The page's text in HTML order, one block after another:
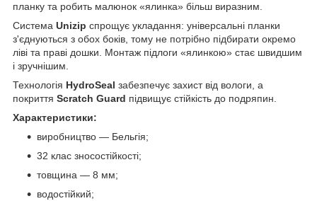
планку та робить малюнок «ялинка» більш виразним.
Система Unizip спрощує укладання: універсальні планки
з'єднуються з обох боків, тому не потрібно підбирати окремо
ліві та праві дошки. Монтаж підлоги «ялинкою» стає швидшим
і зручнішим.
Технологія HydroSeal забезпечує захист від вологи, а
покриття Scratch Guard підвищує стійкість до подряпин.
Характеристики:
виробництво — Бельгія;
32 клас зносостійкості;
товщина — 8 мм;
водостійкий;